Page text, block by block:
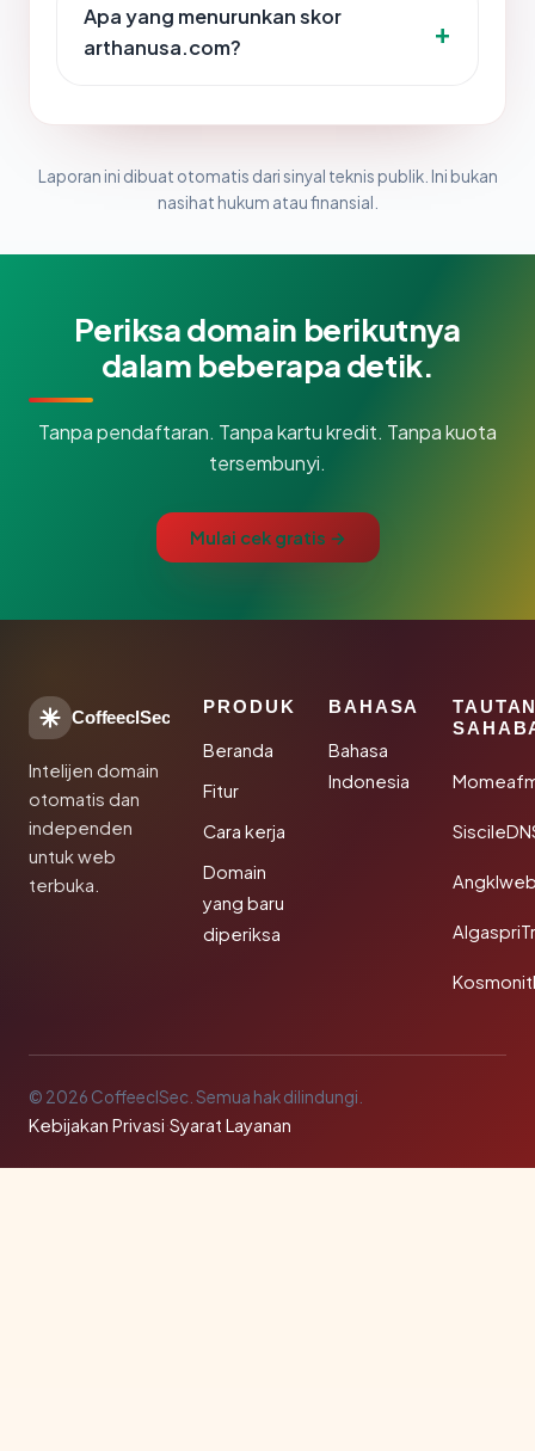
Apa yang menurunkan skor
arthanusa.com?
Laporan ini dibuat otomatis dari sinyal teknis publik. Ini bukan
nasihat hukum atau finansial.
Periksa domain berikutnya
dalam beberapa detik.
Tanpa pendaftaran. Tanpa kartu kredit. Tanpa kuota
tersembunyi.
Mulai cek gratis →
CoffeeclSec
Intelijen domain
otomatis dan
independen
untuk web
terbuka.
PRODUK
Beranda
Fitur
Cara kerja
Domain
yang baru
diperiksa
BAHASA
Bahasa
Indonesia
© 2026 CoffeeclSec. Semua hak dilindungi.
Kebijakan Privasi·Syarat Layanan